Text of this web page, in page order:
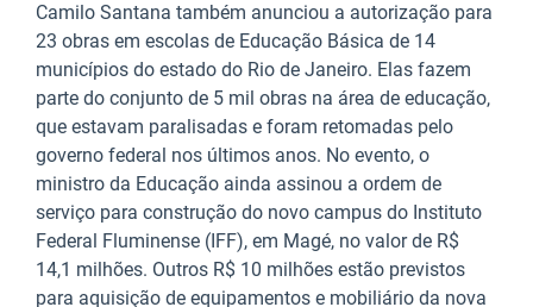
Camilo Santana também anunciou a autorização para
23 obras em escolas de Educação Básica de 14
municípios do estado do Rio de Janeiro. Elas fazem
parte do conjunto de 5 mil obras na área de educação,
que estavam paralisadas e foram retomadas pelo
governo federal nos últimos anos. No evento, o
ministro da Educação ainda assinou a ordem de
serviço para construção do novo campus do Instituto
Federal Fluminense (IFF), em Magé, no valor de R$
14,1 milhões. Outros R$ 10 milhões estão previstos
para aquisição de equipamentos e mobiliário da nova